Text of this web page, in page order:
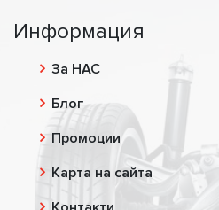
Информация
За НАС
Блог
Промоции
Карта на сайта